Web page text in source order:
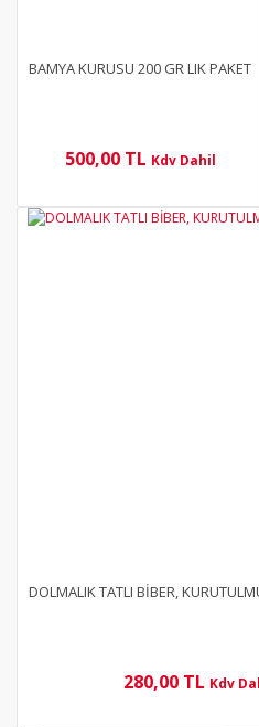
BAMYA KURUSU 200 GR LIK PAKET
500,00 TL Kdv Dahil
DOLMALIK TATLI BİBER,
280,00 TL Kdv